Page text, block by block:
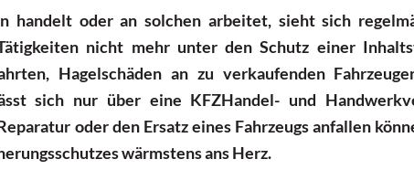
handelt oder an solchen arbeitet, sieht sich
nicht mehr unter den Schutz einer
Hagelschäden an zu verkaufenden
sich nur über eine KFZHandel- und
oder den Ersatz eines Fahrzeugs anfallen
wärmstens ans Herz.